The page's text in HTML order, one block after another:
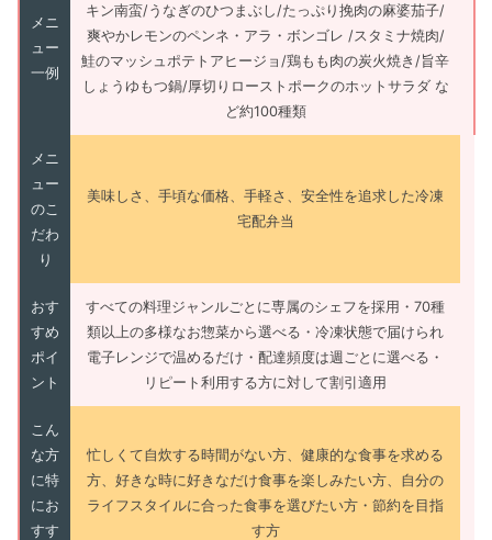
メニ
ュー
一例
キン南蛮/うなぎのひつまぶし/たっぷり挽肉の麻婆茄子/
爽やかレモンのペンネ・アラ・ボンゴレ /スタミナ焼肉/
鮭のマッシュポテトアヒージョ/鶏もも肉の炭火焼き/旨辛
しょうゆもつ鍋/厚切りローストポークのホットサラダ な
ど約100種類
メニ
ュー
のこ
だわ
り
美味しさ、手頃な価格、手軽さ、安全性を追求した冷凍
宅配弁当
おす
すめ
ポイ
ント
すべての料理ジャンルごとに専属のシェフを採用・70種
類以上の多様なお惣菜から選べる・冷凍状態で届けられ
電子レンジで温めるだけ・配達頻度は週ごとに選べる・
リピート利用する方に対して割引適用
こん
な方
に特
にお
すす
忙しくて自炊する時間がない方、健康的な食事を求める
方、好きな時に好きなだけ食事を楽しみたい方、自分の
ライフスタイルに合った食事を選びたい方・節約を目指
す方